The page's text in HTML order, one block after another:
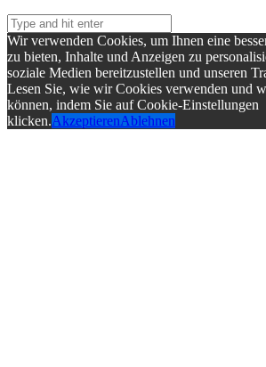
Wir verwenden Cookies, um Ihnen eine
zu bieten, Inhalte und Anzeigen zu
soziale Medien bereitzustellen und unseren
Lesen Sie, wie wir Cookies verwenden und
können, indem Sie auf Cookie-Einstellungen
klicken.AkzeptierenAblehnen